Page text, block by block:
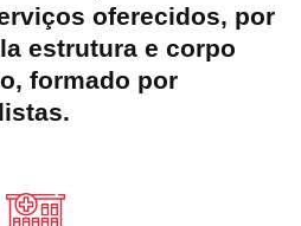
oferecidos, por
estrutura e corpo
formado por